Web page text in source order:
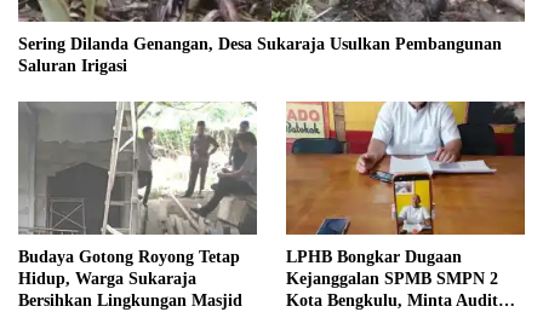
Sering Dilanda Genangan, Desa Sukaraja Usulkan Pembangunan
Saluran Irigasi
Budaya Gotong Royong Tetap
Hidup, Warga Sukaraja
Bersihkan Lingkungan Masjid
LPHB Bongkar Dugaan
Kejanggalan SPMB SMPN 2
Kota Bengkulu, Minta Audit